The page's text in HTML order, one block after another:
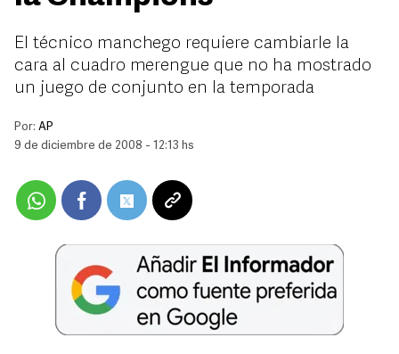
El técnico manchego requiere cambiarle la
cara al cuadro merengue que no ha mostrado
un juego de conjunto en la temporada
Por: AP
9 de diciembre de 2008 - 12:13 hs